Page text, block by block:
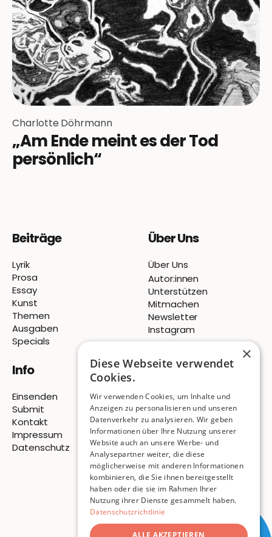
Charlotte Döhrmann
„Am Ende meint es der Tod
persönlich“
Beiträge
Lyrik
Prosa
Essay
Kunst
Themen
Ausgaben
Specials
Über Uns
Über Uns
Autor:innen
Unterstützen
Mitmachen
Newsletter
Instagram
Info
Einsenden
Submit
Kontakt
Impressum
Datenschutz
© 2026 Pigeon Publishing
ISSN
×
Diese Webseite verwendet
Cookies.
Wir verwenden Cookies, um Inhalte und
Anzeigen zu personalisieren und unseren
Datenverkehr zu analysieren. Wir geben
Informationen über Ihre Nutzung unserer
Website auch an unsere Werbe- und
Analysepartner weiter, die diese
möglicherweise mit anderen Informationen
kombinieren, die Sie ihnen bereitgestellt
haben oder die sie im Rahmen Ihrer
Nutzung ihrer Dienste gesammelt haben.
Datenschutzrichtlinie
ALLE AKZEPTIEREN